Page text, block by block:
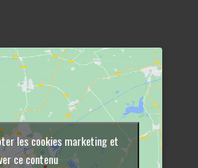
les cookies marketing et
ce contenu